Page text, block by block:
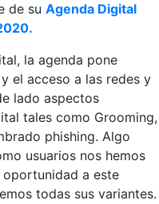
de su Agenda Digital
la agenda pone
el acceso a las redes y
lado aspectos
tales como Grooming,
phishing. Algo
usuarios nos hemos
a este
todas sus variantes.